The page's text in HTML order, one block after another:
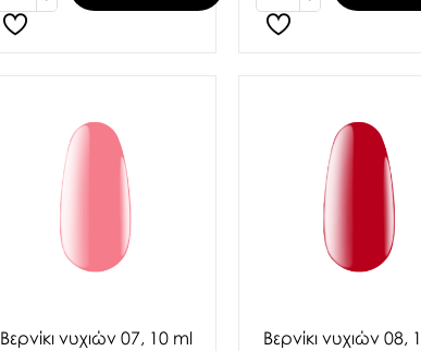
Βερνίκι νυχιών 07, 10 ml
Βερνίκι νυχιών 08,